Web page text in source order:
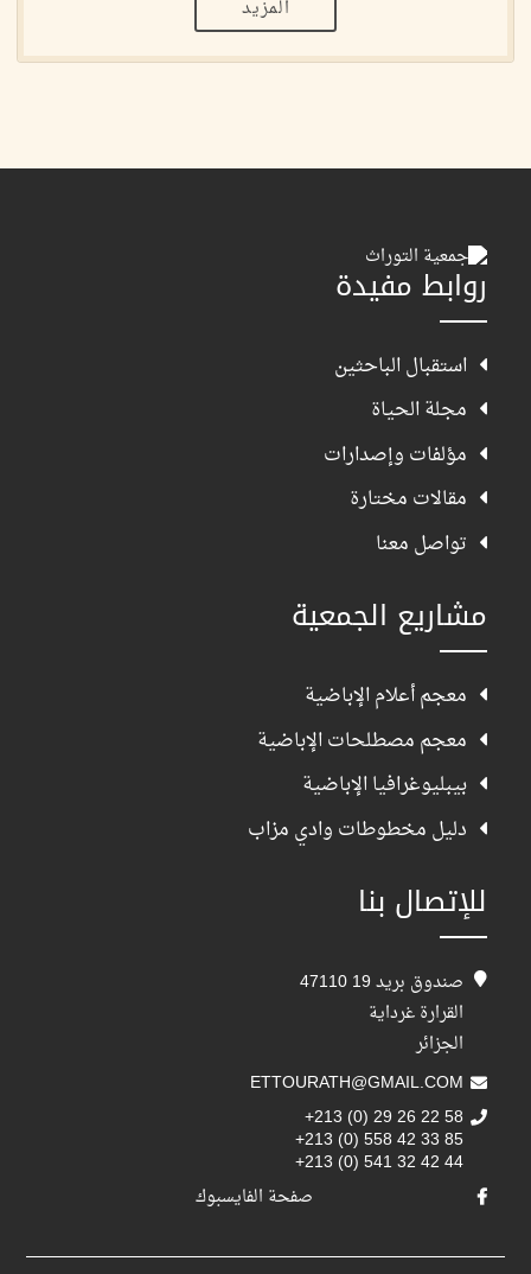
المزيد
روابط مفيدة
استقبال الباحثين
مجلة الحياة
مؤلفات وإصدارات
مقالات مختارة
تواصل معنا
مشاريع الجمعية
معجم أعلام الإباضية
معجم مصطلحات الإباضية
بيبليوغرافيا الإباضية
دليل مخطوطات وادي مزاب
للإتصال بنا
صندوق بريد 19 47110
القرارة غرداية
الجزائر
ETTOURATH@GMAIL.COM
+213 (0) 29 26 22 58
+213 (0) 558 42 33 85
+213 (0) 541 32 42 44
صفحة الفايسبوك